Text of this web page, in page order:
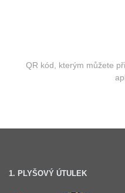
QR kód, kterým můžete
1. PLYŠOVÝ ÚTULEK